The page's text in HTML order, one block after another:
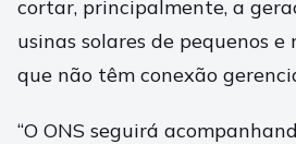
cortar, principalmente, a
usinas solares de pequenos e
que não têm conexão
“O ONS seguirá